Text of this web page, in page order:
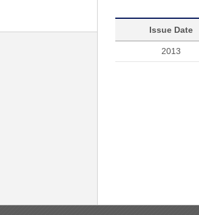
Issue Date
2013